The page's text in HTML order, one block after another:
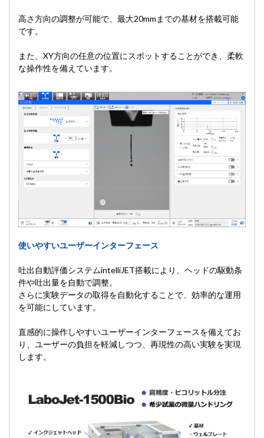
高さ方向の調整が可能で、最大20mmまでの基材を搭載可能
です。
また、XY方向の任意の位置にスポットすることができ、柔軟
な操作性を備えています。
使いやすいユーザーインターフェース
吐出自動評価システムintelliJET搭載により、ヘッドの駆動条
件や吐出量を自動で調整。
さらに実験データの取得を自動化することで、効率的な運用
を可能にしています。
直感的に操作しやすいユーザーインターフェースを備えてお
り、ユーザーの負担を軽減しつつ、再現性の高い実験を実現
します。